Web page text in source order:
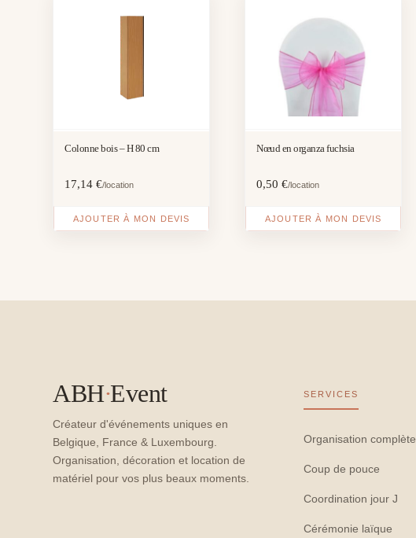
Colonne bois – H 80 cm
17,14€/location
AJOUTER À MON DEVIS
Nœud en organza fuchsia
0,50€/location
AJOUTER À MON DEVIS
ABH·Event
Créateur d'événements uniques en
Belgique, France & Luxembourg.
Organisation, décoration et location de
matériel pour vos plus beaux moments.
SERVICES
Organisation complète
Coup de pouce
Coordination jour J
Cérémonie laïque